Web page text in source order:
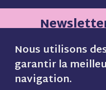
Nous utilisons
garantir la
navigation.
e
s
u
r
F
a
c
e
s
u
r
I
n
s
e
s
u
r
P
i
Inscrivez vous